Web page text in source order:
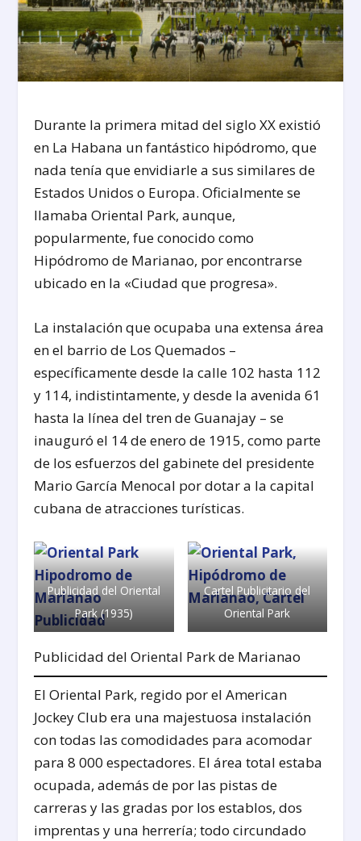
Durante la primera mitad del siglo XX existió
en La Habana un fantástico hipódromo, que
nada tenía que envidiarle a sus similares de
Estados Unidos o Europa. Oficialmente se
llamaba Oriental Park, aunque,
popularmente, fue conocido como
Hipódromo de Marianao, por encontrarse
ubicado en la «Ciudad que progresa».
La instalación que ocupaba una extensa área
en el barrio de Los Quemados –
específicamente desde la calle 102 hasta 112
y 114, indistintamente, y desde la avenida 61
hasta la línea del tren de Guanajay – se
inauguró el 14 de enero de 1915, como parte
de los esfuerzos del gabinete del presidente
Mario García Menocal por dotar a la capital
cubana de atracciones turísticas.
Publicidad del Oriental
Park (1935)
Cartel Publicitario del
Oriental Park
Publicidad del Oriental Park de Marianao
El Oriental Park, regido por el American
Jockey Club era una majestuosa instalación
con todas las comodidades para acomodar
para 8 000 espectadores. El área total estaba
ocupada, además de por las pistas de
carreras y las gradas por los establos, dos
imprentas y una herrería; todo circundado